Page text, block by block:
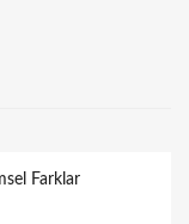
Farklar